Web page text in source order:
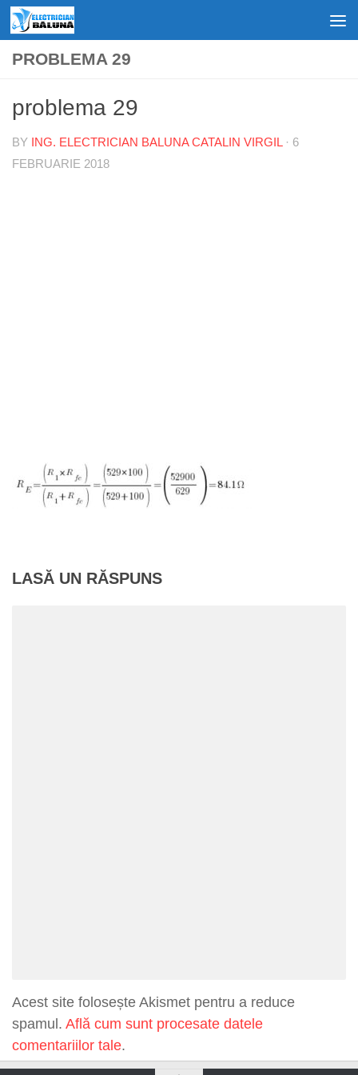
Skip to content
PROBLEMA 29
problema 29
BY ING. ELECTRICIAN BALUNA CATALIN VIRGIL · 6
FEBRUARIE 2018
LASĂ UN RĂSPUNS
Acest site folosește Akismet pentru a reduce
spamul. Află cum sunt procesate datele
comentariilor tale.